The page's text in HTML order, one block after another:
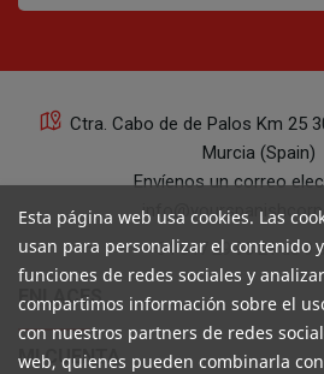
Ctra. Cabo de de Palos Km 25
Murcia (Spain)
Envíenos un correo
+34 647 29 98 21 de 9
ENLACES
MI CUENTA
Esta página web usa cookies. Las
usan para personalizar el contenido
funciones de redes sociales y
compartimos información sobre el
con nuestros partners de redes
web, quienes pueden combinarla